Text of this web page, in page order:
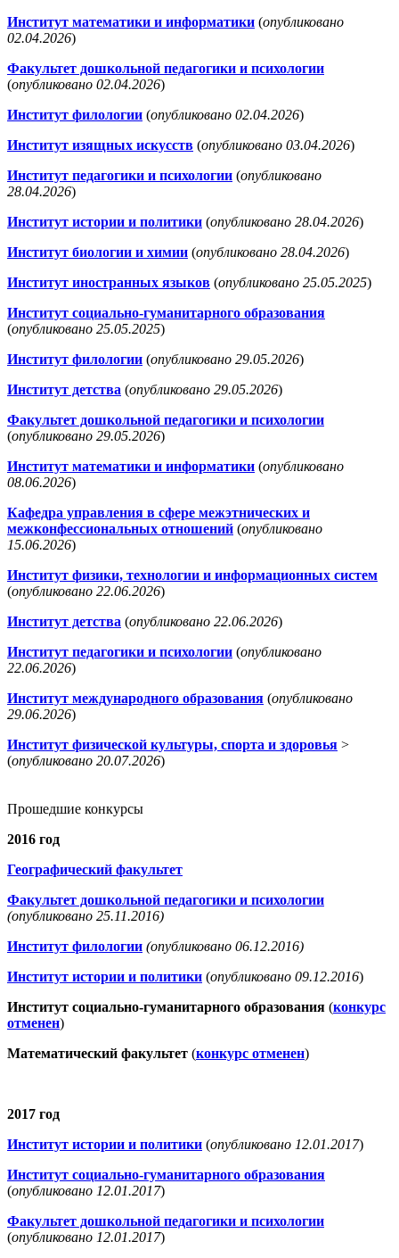
Институт математики и информатики (опубликовано
02.04.2026)
Факультет дошкольной педагогики и психологии
(опубликовано 02.04.2026)
Институт филологии (опубликовано 02.04.2026)
Институт изящных искусств (опубликовано 03.04.2026)
Институт педагогики и психологии (опубликовано
28.04.2026)
Институт истории и политики (опубликовано 28.04.2026)
Институт биологии и химии (опубликовано 28.04.2026)
Институт иностранных языков (опубликовано 25.05.2025)
Институт социально-гуманитарного образования
(опубликовано 25.05.2025)
Институт филологии (опубликовано 29.05.2026)
Институт детства (опубликовано 29.05.2026)
Факультет дошкольной педагогики и психологии
(опубликовано 29.05.2026)
Институт математики и информатики (опубликовано
08.06.2026)
Кафедра управления в сфере межэтнических и
межконфессиональных отношений (опубликовано
15.06.2026)
Институт физики, технологии и информационных систем
(опубликовано 22.06.2026)
Институт детства (опубликовано 22.06.2026)
Институт педагогики и психологии (опубликовано
22.06.2026)
Институт международного образования (опубликовано
29.06.2026)
Институт физической культуры, спорта и здоровья >
(опубликовано 20.07.2026)
Прошедшие конкурсы
2016 год
Географический факультет
Факультет дошкольной педагогики и психологии
(опубликовано 25.11.2016)
Институт филологии (опубликовано 06.12.2016)
Институт истории и политики (опубликовано 09.12.2016)
Институт социально-гуманитарного образования (конкурс
отменен)
Математический факультет (конкурс отменен)
2017 год
Институт истории и политики (опубликовано 12.01.2017)
Институт социально-гуманитарного образования
(опубликовано 12.01.2017)
Факультет дошкольной педагогики и психологии
(опубликовано 12.01.2017)